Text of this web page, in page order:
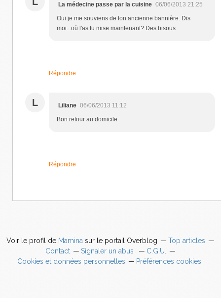
La médecine passe par la cuisine 06/06/2013 21:25
Oui je me souviens de ton ancienne bannière. Dis
moi...où l'as tu mise maintenant? Des bisous
Répondre
L Liliane 06/06/2013 11:12
Bon retour au domicile
Répondre
Voir le profil de Mamina sur le portail Overblog
Top articles
Contact
Signaler un abus
C.G.U.
Cookies et données personnelles
Préférences cookies